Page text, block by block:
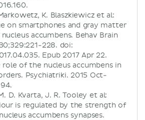
K. Blaszkiewicz et al:
on smartphones and gray matter
accumbens. Behav Brain
228. doi:
Epub 2017 Apr 22.
role of the nucleus accumbens in
Psychiatriki. 2015 Oct-
D. Kvarta, J. R. Tooley et al:
is regulated by the strength of
accumbens synapses.